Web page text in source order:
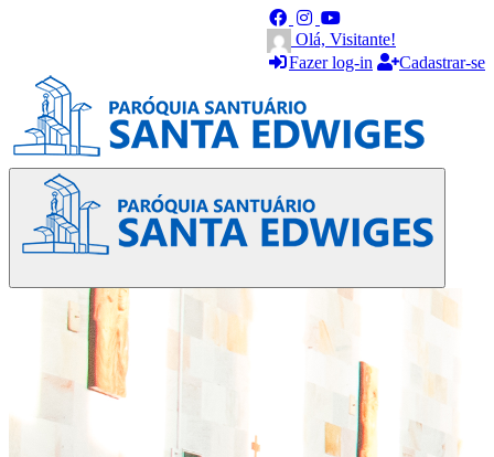
Olá, Visitante!
Fazer log-in
Cadastrar-se